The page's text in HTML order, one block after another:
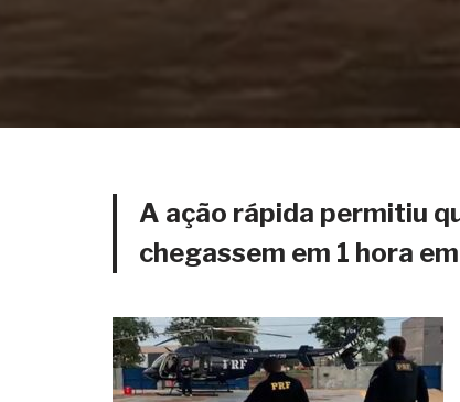
A ação rápida permitiu
chegassem em 1 hora